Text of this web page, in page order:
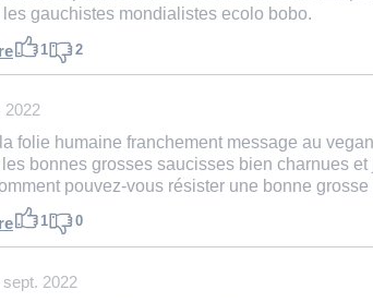
gauchistes mondialistes ecolo bobo.
1 2
2022
folie humaine franchement message au
bonnes grosses saucisses bien charnues
pouvez-vous résister une bonne
1 0
sept. 2022